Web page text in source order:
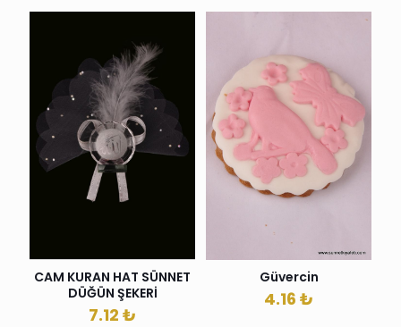
CAM KURAN HAT SÜNNET
DÜĞÜN ŞEKERİ
7.12 ₺
Güvercin
4.16 ₺